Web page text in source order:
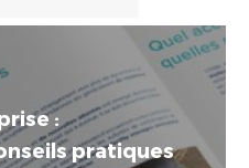
:
pratiques